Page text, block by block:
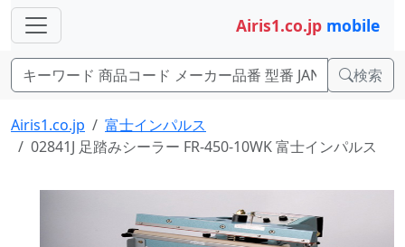
Airis1.co.jp mobile
検索
Airis1.co.jp
富士インパルス
02841J 足踏みシーラー FR-450-10WK 富士インパルス